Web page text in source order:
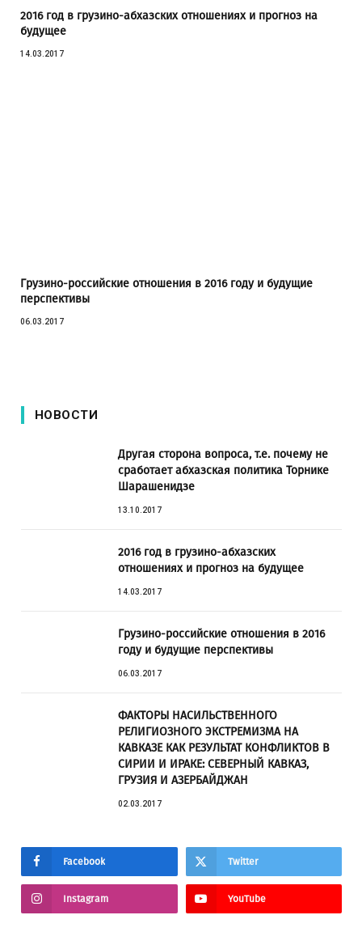
2016 год в грузино-абхазских отношениях и прогноз на
будущее
14.03.2017
Грузино-российские отношения в 2016 году и будущие
перспективы
06.03.2017
НОВОСТИ
Другая сторона вопроса, т.е. почему не
сработает абхазская политика Торнике
Шарашенидзе
13.10.2017
2016 год в грузино-абхазских
отношениях и прогноз на будущее
14.03.2017
Грузино-российские отношения в 2016
году и будущие перспективы
06.03.2017
ФАКТОРЫ НАСИЛЬСТВЕННОГО
РЕЛИГИОЗНОГО ЭКСТРЕМИЗМА НА
КАВКАЗЕ КАК РЕЗУЛЬТАТ КОНФЛИКТОВ В
СИРИИ И ИРАКЕ: СЕВЕРНЫЙ КАВКАЗ,
ГРУЗИЯ И АЗЕРБАЙДЖАН
02.03.2017
Facebook Twitter
Instagram YouTube